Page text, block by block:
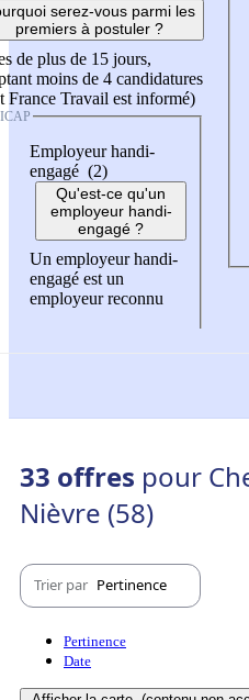
serez-vous parmi les
premiers à postuler ?
de plus de 15 jours,
moins de 4 candidatures
France Travail est informé)
Employeur handi-
engagé (2)
Qu'est-ce qu'un
employeur handi-
engagé ?
Un employeur handi-
engagé est un
employeur reconnu
33 offres pour
Nièvre (58)
Trier par Pertinence
Pertinence
Date